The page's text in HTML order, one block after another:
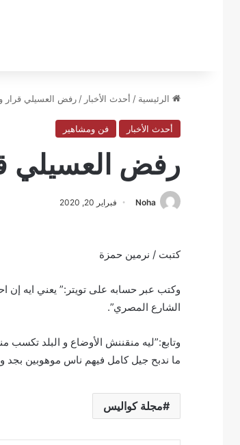
الرئيسية / أحدث الأخبار / رفض العسيلي قرار
أحدث الأخبار فن ومشاهير
رفض العسيلي
Noha فبراير 20, 2020
كتبت / نرمين حمزة
الشارع المصري”.
وتابع:”ليه منقننش الأوضاع و البلد
ما ندبح جيل كامل فيهم ناس موهوبين بجد و
مجلة كواليس